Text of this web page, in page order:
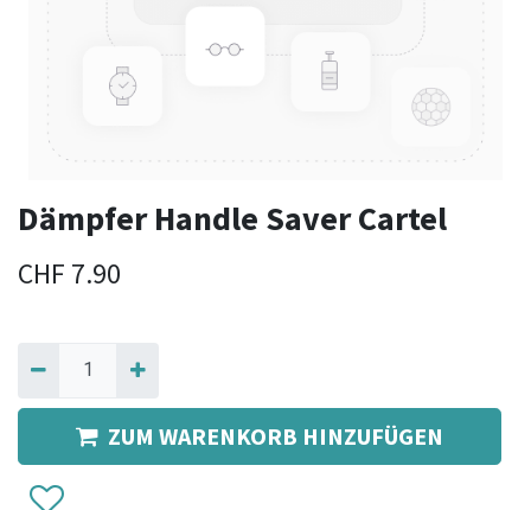
Dämpfer Handle Saver Cartel
CHF 7.90
ZUM WARENKORB HINZUFÜGEN